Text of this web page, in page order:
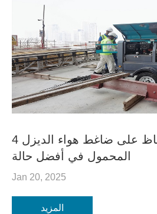
4 نصائح صيانة للحفاظ على ضاغط هواء الديزل
المحمول في أفضل حالة
Jan 20, 2025
المزيد